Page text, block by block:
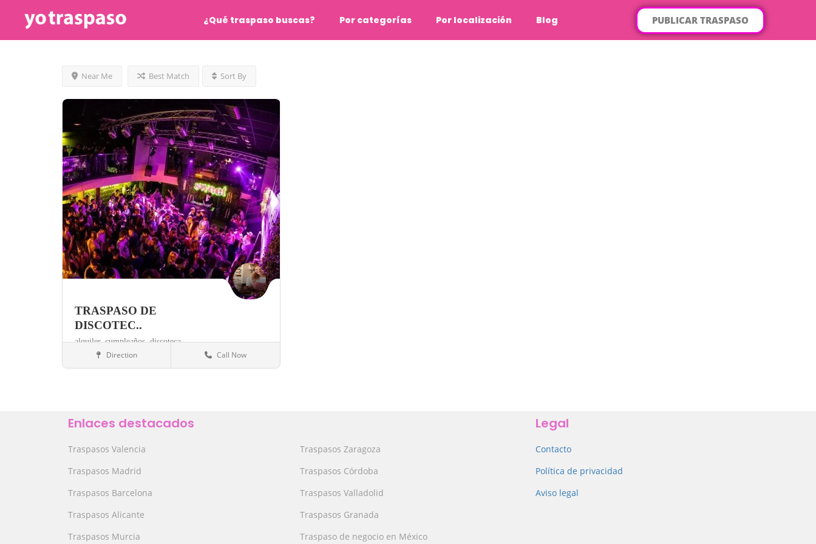
¿Qué traspaso buscas? Por categorías Por localización Blog PUBLICAR TRASPASO
Near Me Best Match Sort By
TRASPASO DE
DISCOTEC..
alquiler,cumpleaños,discoteca,
Discotecas
Madrid
Direction Call Now
Enlaces destacados
Traspasos Valencia
Traspasos Madrid
Traspasos Barcelona
Traspasos Alicante
Traspasos Murcia
Traspasos Zaragoza
Traspasos Córdoba
Traspasos Valladolid
Traspasos Granada
Traspaso de negocio en México
Legal
Contacto
Política de privacidad
Aviso legal